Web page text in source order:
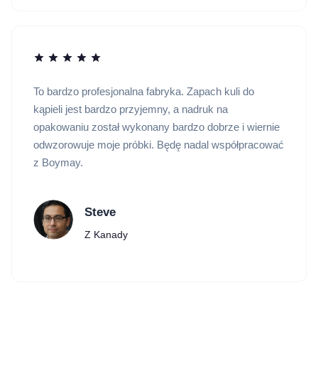
To bardzo profesjonalna fabryka. Zapach kuli do
kąpieli jest bardzo przyjemny, a nadruk na
opakowaniu został wykonany bardzo dobrze i wiernie
odwzorowuje moje próbki. Będę nadal współpracować
z Boymay.
Steve
Z Kanady